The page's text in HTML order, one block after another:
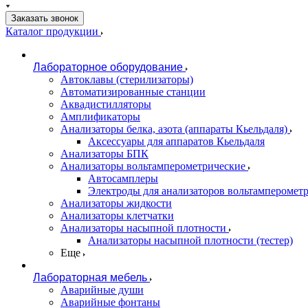
Заказать звонок
Каталог продукции
Лабораторное оборудование
Автоклавы (стерилизаторы)
Автоматизированные станции
Аквадистилляторы
Амплификаторы
Анализаторы белка, азота (аппараты Кьельдаля)
Аксессуары для аппаратов Кьельдаля
Анализаторы БПК
Анализаторы вольтамперометрические
Автосамплеры
Электроды для анализаторов
Анализаторы жидкости
Анализаторы клетчатки
Анализаторы насыпной плотности
Анализаторы насыпной плотности (тестер)
Еще
Лабораторная мебель
Аварийные души
Аварийные фонтаны